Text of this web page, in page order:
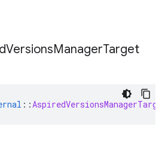
VersionsManagerTarget
::